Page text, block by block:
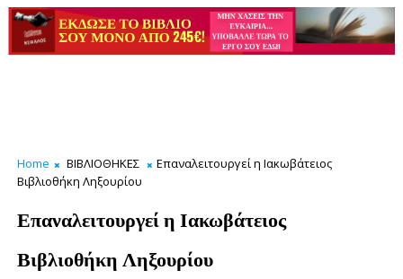
Home ΒΙΒΛΙΟΘΗΚΕΣ
Επαναλειτουργεί η Ιακωβάτειος
Βιβλιοθήκη Ληξουρίου
Επαναλειτουργεί η Ιακωβάτειος
Βιβλιοθήκη Ληξουρίου